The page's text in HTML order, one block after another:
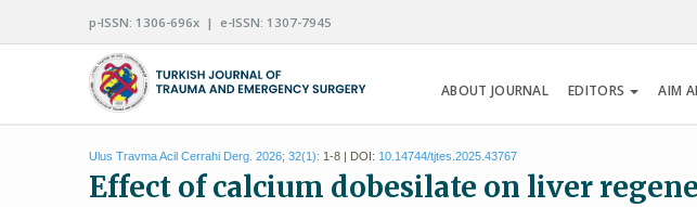
p-ISSN: 1306-696x | e-ISSN: 1307-7945
ABOUT JOURNAL EDITORS AIM
Ulus Travma Acil Cerrahi Derg. 2026; 32(1): 1-8 | DOI: 10.14744/tjtes.2025.43767
Effect of calcium dobesilate on liver